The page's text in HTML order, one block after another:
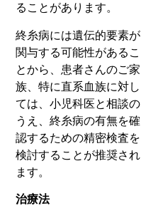
ることがあります。
終糸病には遺伝的要素が
関与する可能性があるこ
とから、患者さんのご家
族、特に直系血族に対し
ては、小児科医と相談の
うえ、終糸病の有無を確
認するための精密検査を
検討することが推奨され
ます。
治療法